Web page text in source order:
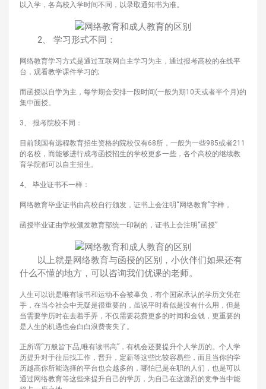
以入学，各高校入学时间不同，以录取通知书为准。
2、 学习形式不同：
网络教育学习方式是通过互联网自主学习为主，通过报考高校的在线平
台，观看教学课件学习的;
而函授以自学为主，每学期会安排一段时间(一般为期10天或者半个月)的
集中面授。
3、 报考院校不同：
目前我国有远程教育招生资格的院校仅有68所，一般为一些985或者211
的名校，而能够进行成考函授招生的学校更多一些，各个高校的继续教
育学院都可以自主招生。
4、 毕业证书不一样：
网络教育毕业证书由高校自行颁发，证书上会注明“网络教育”字样，
函授毕业证由学校颁发教育部统一印制的，证书上会注明“函授”
以上就是网络教育与函授的区别，小伙伴们如果还有
什么不懂的地方，可以咨询我们优课的老师。
人生可以说是唯有读书和运动不会被辜负，有个国家承认的学历文凭在
手，在当今社会中无疑是很重要的，虽说平时看似是没有什么用，但是
当需要学历时在去着手弄，不仅需要花费更多的时间和金钱，更重要的
是人生的机遇也会白白浪费丧失了。
正所谓“万般皆下品,唯有读书高”，有机会还要提升个人学历的。个人学
历提升对于往后找工作，晋升，定薪等这些比较容易些，而且当你的学
历越高你所能选择的平台也会越多的，哪怕已是在职的人们，也是可以
通过网络教育等这些来提升自己的学历，为自己在这激烈的竞争当中能